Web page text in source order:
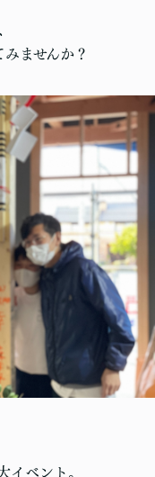
ませんか？
イベント。